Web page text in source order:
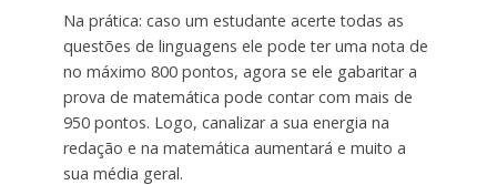
Na prática: caso um estudante acerte todas as
questões de linguagens ele pode ter uma nota de
no máximo 800 pontos, agora se ele gabaritar a
prova de matemática pode contar com mais de
950 pontos. Logo, canalizar a sua energia na
redação e na matemática aumentará e muito a
sua média geral.